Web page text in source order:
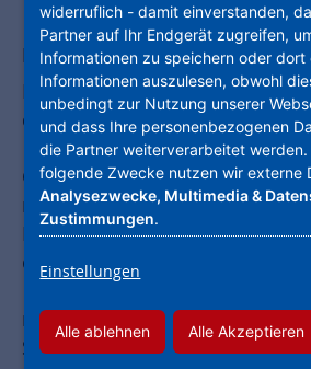
Lage
Die Wohnung liegt in Baunatal-
einem Stadtteil von Baunatal.
Gute Verkehrsanbindung:
mit dem Auto: ca. 8 Min. bis
Baunatal
ca. 20 Min. bis in die Innenstadt
mit dem ÖPNV: ca. 10 Min. bis
Stadtzentrum Baunatal
widerruflich - damit einverstanden,
Partner auf Ihr Endgerät zugreifen,
Informationen zu speichern oder
Informationen auszulesen, obwohl
unbedingt zur Nutzung unserer
und dass Ihre personenbezogenen
die Partner weiterverarbeitet werden.
folgende Zwecke nutzen wir externe
Analysezwecke, Multimedia &
Zustimmungen.
Einstellungen
Alle ablehnen Alle Akzeptieren